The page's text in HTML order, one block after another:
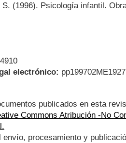
S. (1996). Psicología infantil.
electrónico:
publicados en esta
Commons Atribución -No
envío, procesamiento y